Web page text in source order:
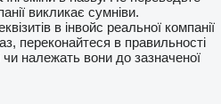
викликає сумніви.
в інвойс реальної компанії
переконайтеся в правильності
чи належать вони до зазначеної